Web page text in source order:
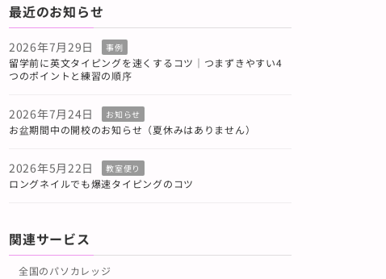
最近のお知らせ
2026年7月29日 事例
留学前に英文タイピングを速くするコツ｜つまずきやすい4
つのポイントと練習の順序
2026年7月24日 お知らせ
お盆期間中の開校のお知らせ（夏休みはありません）
2026年5月22日 教室便り
ロングネイルでも爆速タイピングのコツ
関連サービス
全国のパソカレッジ